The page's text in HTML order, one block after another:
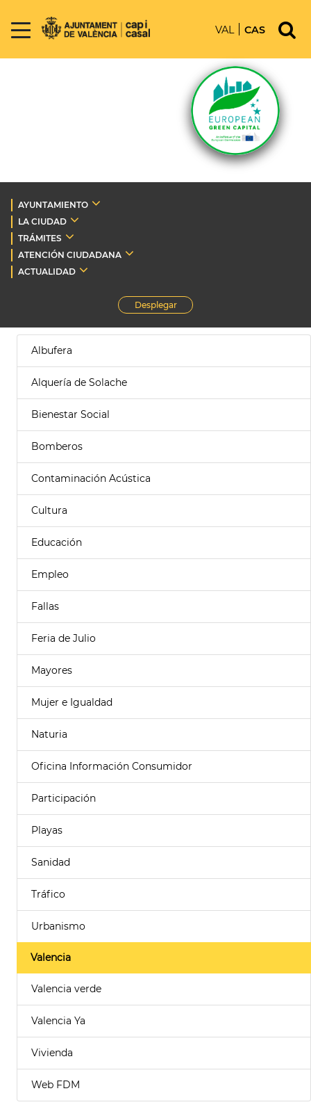
VAL CAS
AYUNTAMIENTO
LA CIUDAD
TRÁMITES
ATENCIÓN CIUDADANA
ACTUALIDAD
Desplegar
Albufera
Alquería de Solache
Bienestar Social
Bomberos
Contaminación Acústica
Cultura
Educación
Empleo
Fallas
Feria de Julio
Mayores
Mujer e Igualdad
Naturia
Oficina Información Consumidor
Participación
Playas
Sanidad
Tráfico
Urbanismo
Valencia
Valencia verde
Valencia Ya
Vivienda
Web FDM